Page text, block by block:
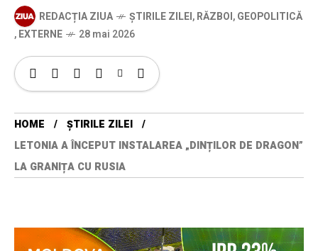
REDACȚIA ZIUA ȘTIRILE ZILEI,RĂZBOI,GEOPOLITICĂ
,EXTERNE 28 mai 2026
HOME
ȘTIRILE ZILEI
LETONIA A ÎNCEPUT INSTALAREA „DINȚILOR DE DRAGON”
LA GRANIȚA CU RUSIA